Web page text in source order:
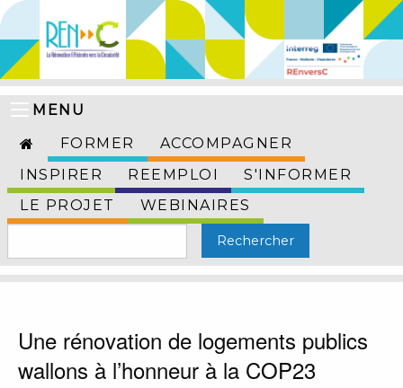
MENU
FORMER
ACCOMPAGNER
INSPIRER
REEMPLOI
S'INFORMER
LE PROJET
WEBINAIRES
Une rénovation de logements publics
wallons à l’honneur à la COP23